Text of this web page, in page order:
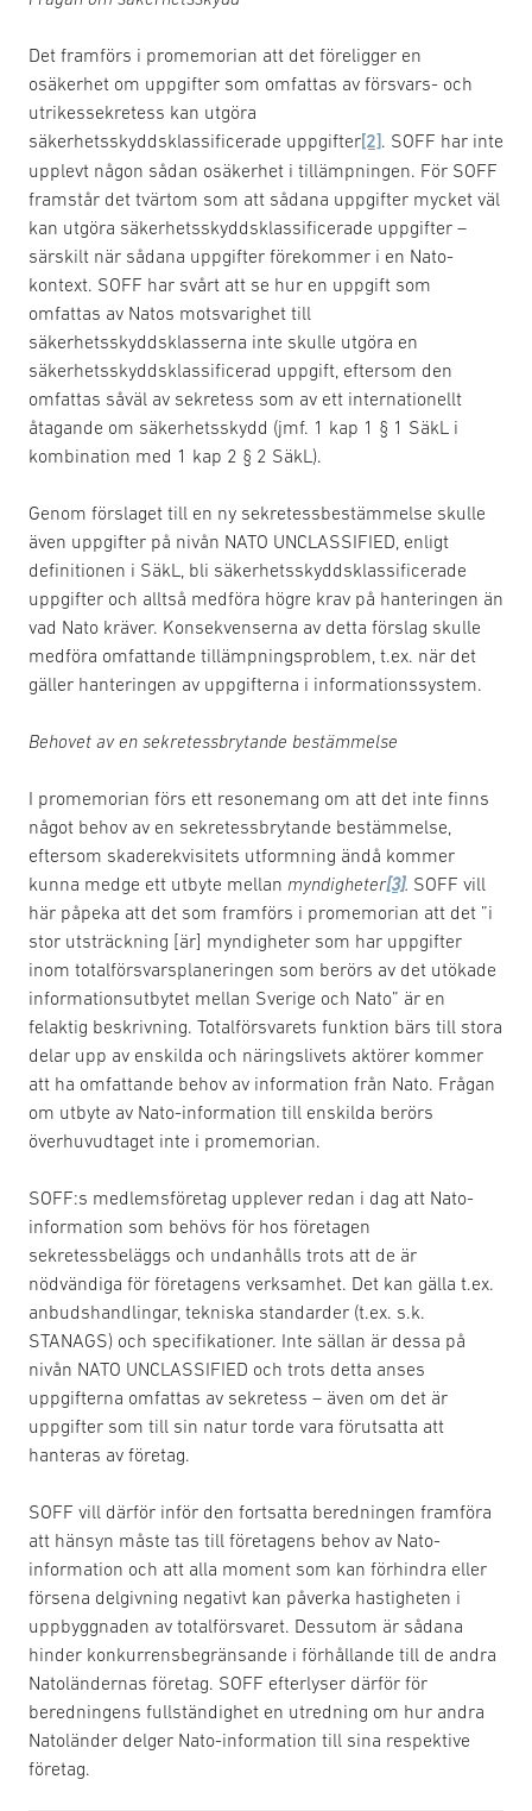
Det framförs i promemorian att det föreligger en
osäkerhet om uppgifter som omfattas av försvars- och
utrikessekretess kan utgöra
säkerhetsskyddsklassificerade uppgifter[2]. SOFF har inte
upplevt någon sådan osäkerhet i tillämpningen. För SOFF
framstår det tvärtom som att sådana uppgifter mycket väl
kan utgöra säkerhetsskyddsklassificerade uppgifter –
särskilt när sådana uppgifter förekommer i en Nato-
kontext. SOFF har svårt att se hur en uppgift som
omfattas av Natos motsvarighet till
säkerhetsskyddsklasserna inte skulle utgöra en
säkerhetsskyddsklassificerad uppgift, eftersom den
omfattas såväl av sekretess som av ett internationellt
åtagande om säkerhetsskydd (jmf. 1 kap 1 § 1 SäkL i
kombination med 1 kap 2 § 2 SäkL).
Genom förslaget till en ny sekretessbestämmelse skulle
även uppgifter på nivån NATO UNCLASSIFIED, enligt
definitionen i SäkL, bli säkerhetsskyddsklassificerade
uppgifter och alltså medföra högre krav på hanteringen än
vad Nato kräver. Konsekvenserna av detta förslag skulle
medföra omfattande tillämpningsproblem, t.ex. när det
gäller hanteringen av uppgifterna i informationssystem.
Behovet av en sekretessbrytande bestämmelse
I promemorian förs ett resonemang om att det inte finns
något behov av en sekretessbrytande bestämmelse,
eftersom skaderekvisitets utformning ändå kommer
kunna medge ett utbyte mellan myndigheter[3]. SOFF vill
här påpeka att det som framförs i promemorian att det ”i
stor utsträckning [är] myndigheter som har uppgifter
inom totalförsvarsplaneringen som berörs av det utökade
informationsutbytet mellan Sverige och Nato” är en
felaktig beskrivning. Totalförsvarets funktion bärs till stora
delar upp av enskilda och näringslivets aktörer kommer
att ha omfattande behov av information från Nato. Frågan
om utbyte av Nato-information till enskilda berörs
överhuvudtaget inte i promemorian.
SOFF:s medlemsföretag upplever redan i dag att Nato-
information som behövs för hos företagen
sekretessbeläggs och undanhålls trots att de är
nödvändiga för företagens verksamhet. Det kan gälla t.ex.
anbudshandlingar, tekniska standarder (t.ex. s.k.
STANAGS) och specifikationer. Inte sällan är dessa på
nivån NATO UNCLASSIFIED och trots detta anses
uppgifterna omfattas av sekretess – även om det är
uppgifter som till sin natur torde vara förutsatta att
hanteras av företag.
SOFF vill därför inför den fortsatta beredningen framföra
att hänsyn måste tas till företagens behov av Nato-
information och att alla moment som kan förhindra eller
försena delgivning negativt kan påverka hastigheten i
uppbyggnaden av totalförsvaret. Dessutom är sådana
hinder konkurrensbegränsande i förhållande till de andra
Natoländernas företag. SOFF efterlyser därför för
beredningens fullständighet en utredning om hur andra
Natoländer delger Nato-information till sina respektive
företag.